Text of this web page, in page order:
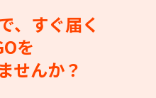
、すぐ届く
を
せんか？